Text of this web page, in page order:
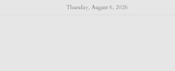
Thursday, August 6, 2026